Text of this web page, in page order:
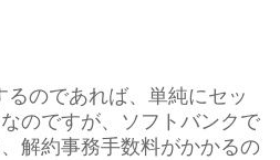
るのであれば、単純にセッ
のですが、ソフトバンクで
解約事務手数料がかかるの